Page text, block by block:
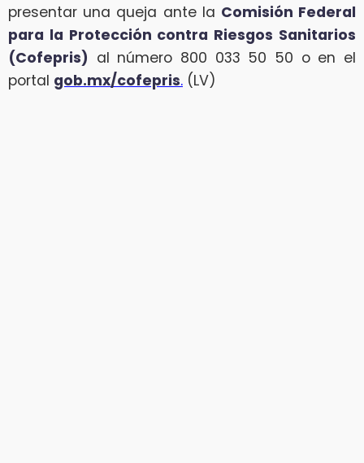
presentar una queja ante la Comisión Federal
para la Protección contra Riesgos Sanitarios
(Cofepris) al número 800 033 50 50 o en el
portal gob.mx/cofepris. (LV)